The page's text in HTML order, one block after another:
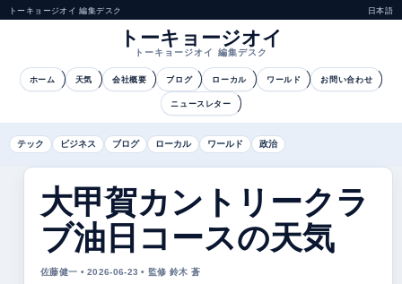
トーキョージオイ 編集デスク 日本語
トーキョージオイ
トーキョージオイ 編集デスク
ホーム 天気 会社概要 ブログ ローカル ワールド お問い合わせ
ニュースレター
テック ビジネス ブログ ローカル ワールド 政治
大甲賀カントリークラ
ブ油日コースの天気
佐藤健一 • 2026-06-23 • 監修 鈴木 蒼